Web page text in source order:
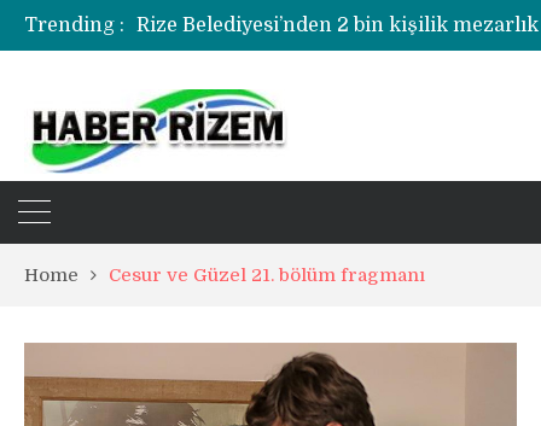
Trending :
Rize’de uyuşturucu operasyonunda 1
Home Cesur ve Güzel 21. bölüm fragmanı